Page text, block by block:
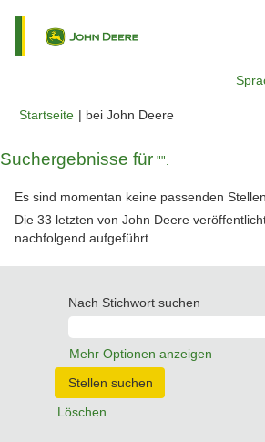
Startseite | bei John Deere(aktuelle
Suchergebnisse für "".
Es sind momentan keine passenden
Die 33 letzten von John Deere
nachfolgend aufgeführt.
Nach Stichwort suchen
Mehr Optionen anzeigen
Löschen